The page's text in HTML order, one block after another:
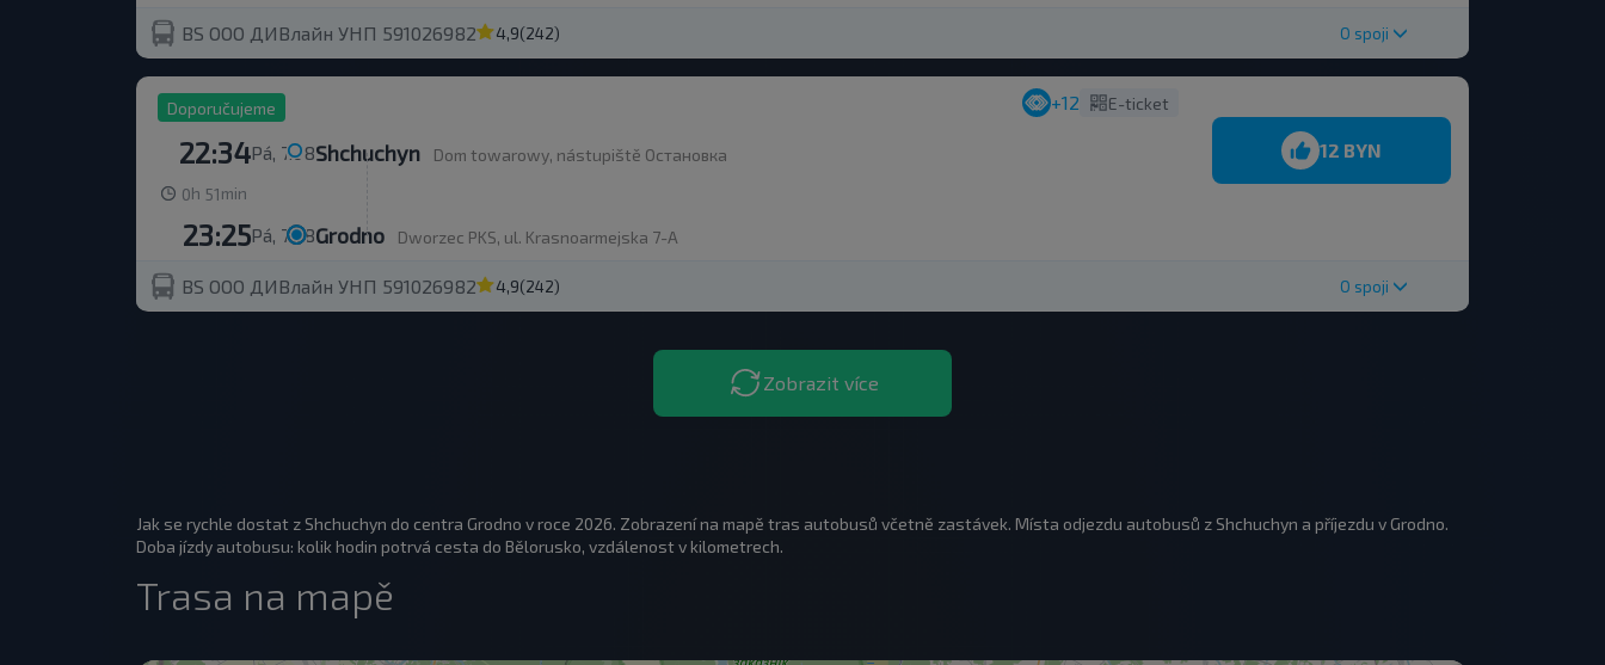
BS ООО ДИВлайн УНП 591026982 4,9(242) O spoji
Doporučujeme
Pá, 7.08
22:34 Shchuchyn
Dom towarowy, nástupiště Остановка
0h 51min
Pá, 7.08
23:25 Grodno Dworzec PKS, ul. Krasnoarmejska 7-A
+12 E-ticket
12 BYN
BS ООО ДИВлайн УНП 591026982 4,9(242) O spoji
Zobrazit více
Jak se rychle dostat z Shchuchyn do centra Grodno v roce 2026. Zobrazení na mapě tras autobusů včetně zastávek. Místa odjezdu autobusů z Shchuchyn a příjezdu v Grodno.
Doba jízdy autobusu: kolik hodin potrvá cesta do Bělorusko, vzdálenost v kilometrech.
Trasa na mapě